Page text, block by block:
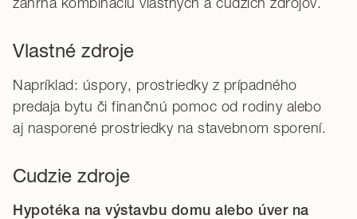
Vlastné zdroje
Napríklad: úspory, prostriedky z prípadného
predaja bytu či finančnú pomoc od rodiny alebo
aj nasporené prostriedky na stavebnom sporení.
Cudzie zdroje
Hypotéka na výstavbu domu alebo úver na